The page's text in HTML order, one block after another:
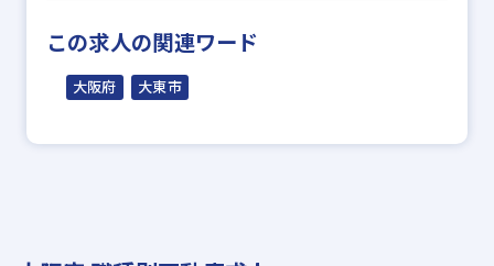
この求人の関連ワード
大阪府 大東市